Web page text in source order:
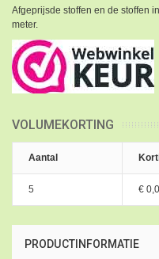
Afgeprijsde stoffen en de stoffen
meter.
VOLUMEKORTING
Aantal
5 €
PRODUCTINFORMATIE